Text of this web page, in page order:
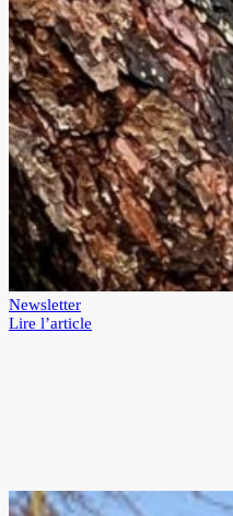
Newsletter
Lire l’article